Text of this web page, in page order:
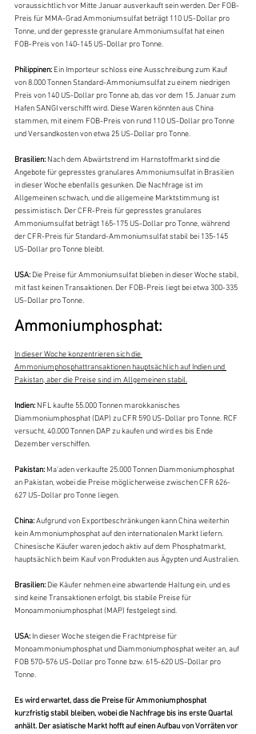
voraussichtlich vor Mitte Januar ausverkauft sein werden. Der FOB-
Preis für MMA-Grad Ammoniumsulfat beträgt 110 US-Dollar pro
Tonne, und der gepresste granulare Ammoniumsulfat hat einen
FOB-Preis von 140-145 US-Dollar pro Tonne.
Philippinen: Ein Importeur schloss eine Ausschreibung zum Kauf
von 8.000 Tonnen Standard-Ammoniumsulfat zu einem niedrigen
Preis von 140 US-Dollar pro Tonne ab, das vor dem 15. Januar zum
Hafen SANGI verschifft wird. Diese Waren könnten aus China
stammen, mit einem FOB-Preis von rund 110 US-Dollar pro Tonne
und Versandkosten von etwa 25 US-Dollar pro Tonne.
Brasilien: Nach dem Abwärtstrend im Harnstoffmarkt sind die
Angebote für gepresstes granulares Ammoniumsulfat in Brasilien
in dieser Woche ebenfalls gesunken. Die Nachfrage ist im
Allgemeinen schwach, und die allgemeine Marktstimmung ist
pessimistisch. Der CFR-Preis für gepresstes granulares
Ammoniumsulfat beträgt 165-175 US-Dollar pro Tonne, während
der CFR-Preis für Standard-Ammoniumsulfat stabil bei 135-145
US-Dollar pro Tonne bleibt.
USA: Die Preise für Ammoniumsulfat blieben in dieser Woche stabil,
mit fast keinen Transaktionen. Der FOB-Preis liegt bei etwa 300-335
US-Dollar pro Tonne.
Ammoniumphosphat:
In dieser Woche konzentrieren sich die
Ammoniumphosphattransaktionen hauptsächlich auf Indien und
Pakistan, aber die Preise sind im Allgemeinen stabil.
Indien: NFL kaufte 55.000 Tonnen marokkanisches
Diammoniumphosphat (DAP) zu CFR 590 US-Dollar pro Tonne. RCF
versucht, 40.000 Tonnen DAP zu kaufen und wird es bis Ende
Dezember verschiffen.
Pakistan: Ma'aden verkaufte 25.000 Tonnen Diammoniumphosphat
an Pakistan, wobei die Preise möglicherweise zwischen CFR 626-
627 US-Dollar pro Tonne liegen.
China: Aufgrund von Exportbeschränkungen kann China weiterhin
kein Ammoniumphosphat auf den internationalen Markt liefern.
Chinesische Käufer waren jedoch aktiv auf dem Phosphatmarkt,
hauptsächlich beim Kauf von Produkten aus Ägypten und Australien.
Brasilien: Die Käufer nehmen eine abwartende Haltung ein, und es
sind keine Transaktionen erfolgt, bis stabile Preise für
Monoammoniumphosphat (MAP) festgelegt sind.
USA: In dieser Woche steigen die Frachtpreise für
Monoammoniumphosphat und Diammoniumphosphat weiter an, auf
FOB 570-576 US-Dollar pro Tonne bzw. 615-620 US-Dollar pro
Tonne.
Es wird erwartet, dass die Preise für Ammoniumphosphat
kurzfristig stabil bleiben, wobei die Nachfrage bis ins erste Quartal
anhält. Der asiatische Markt hofft auf einen Aufbau von Vorräten vor